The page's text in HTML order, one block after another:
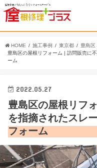
HOME 施工事例 東京都
豊島区
豊島区の屋根リフォーム | 訪問販売に
ーム
2022.05.27
豊島区の屋根リフ
を指摘されたスレ
フォーム